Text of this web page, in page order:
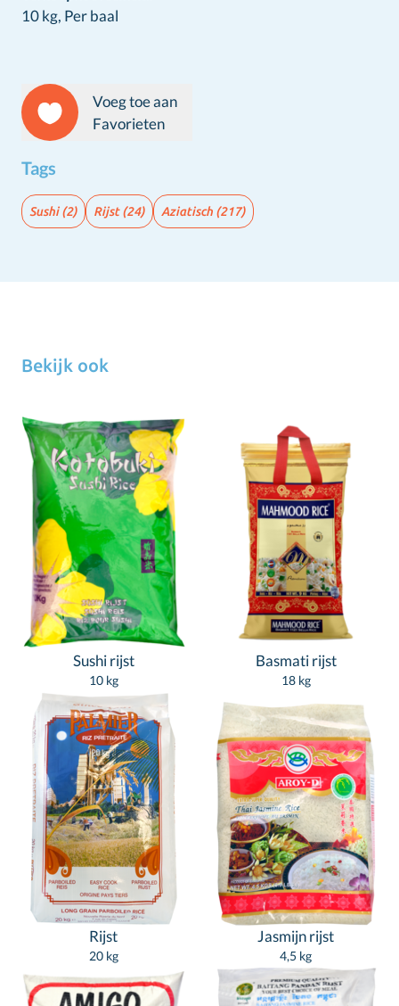
10 kg, Per baal
Voeg toe aan
Favorieten
Tags
Sushi(2) Rijst(24) Aziatisch (217)
Bekijk ook
Sushi rijst
10 kg
Basmati rijst
18 kg
Rijst
20 kg
Jasmijn rijst
4,5 kg